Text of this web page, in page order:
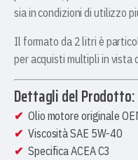
sia in condizioni di utilizzo
Il formato da 2 litri è
per acquisti multipli in vista
Dettagli del Prodotto:
Olio motore originale
Viscosità SAE 5W-40
Specifica ACEA C3